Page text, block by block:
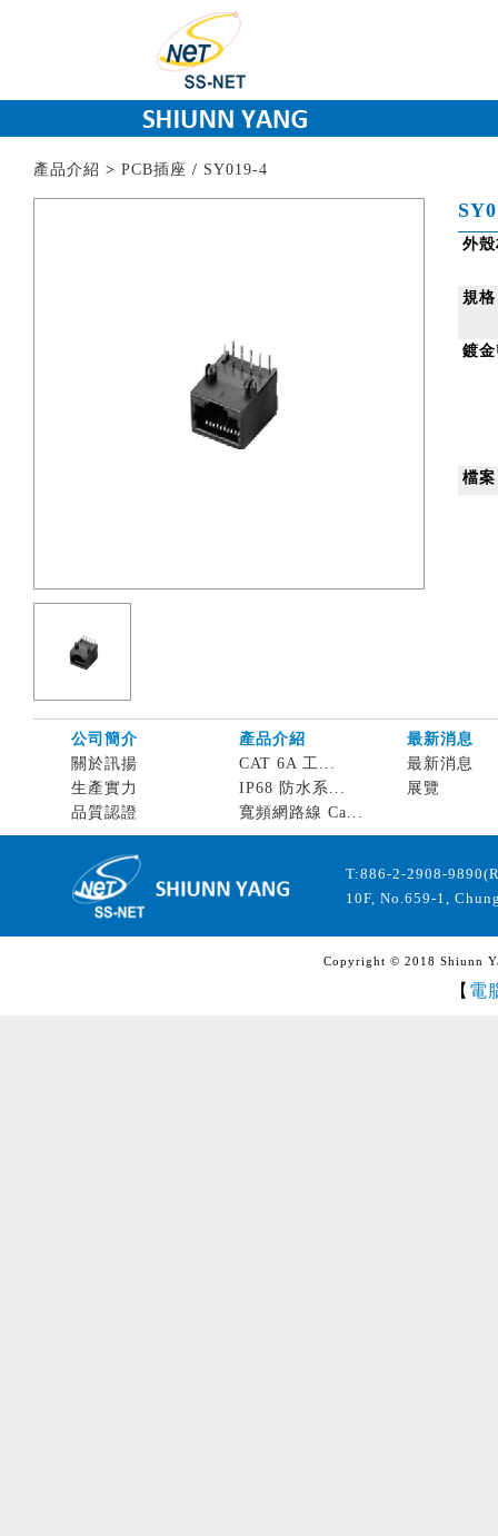
產品介紹 > PCB插座 / SY019-4
外
規
鍍
檔
公司簡介 產品介紹
最新消息
關於訊揚
生產實力
品質認證
CAT 6A 工...
IP68 防水系...
寬頻網路線 Ca...
最新消息
展覽
T:886-2-2908-
10F, No.659-1,
Copyright © 2018 Shiunn
【 電